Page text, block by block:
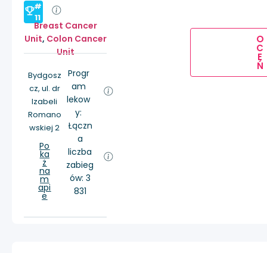
#
11
Breast Cancer
Unit, Colon Cancer
Unit
Bydgosz
cz, ul. dr
Izabeli
Romano
wskiej 2
Po
ka
ż
na
m
api
e
Progr
am
lekow
y:
Łączn
a
liczba
zabieg
ów: 3
831
O
C
E
Ń